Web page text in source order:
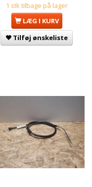
1 stk tilbage på lager
LÆG I KURV
Tilføj ønskeliste